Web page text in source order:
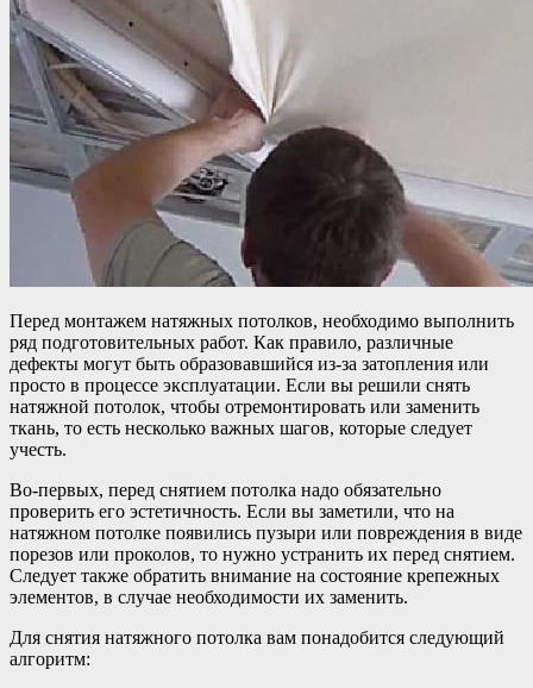
Перед монтажем натяжных потолков, необходимо выполнить
ряд подготовительных работ. Как правило, различные
дефекты могут быть образовавшийся из-за затопления или
просто в процессе эксплуатации. Если вы решили снять
натяжной потолок, чтобы отремонтировать или заменить
ткань, то есть несколько важных шагов, которые следует
учесть.
Во-первых, перед снятием потолка надо обязательно
проверить его эстетичность. Если вы заметили, что на
натяжном потолке появились пузыри или повреждения в виде
порезов или проколов, то нужно устранить их перед снятием.
Следует также обратить внимание на состояние крепежных
элементов, в случае необходимости их заменить.
Для снятия натяжного потолка вам понадобится следующий
алгоритм: